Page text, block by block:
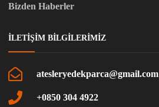
Bizden Haberler
İLETIŞIM BILGILERIMIZ
atesleryedekparca@gmail.com
+0850 304 4922